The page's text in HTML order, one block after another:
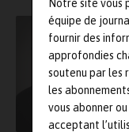
Notre site vous
équipe de
fournir des
approfondies
soutenu par les
les
vous abonner
acceptant